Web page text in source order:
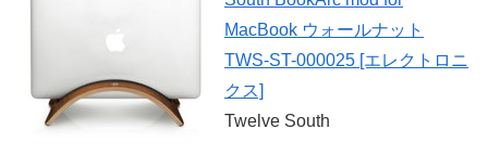
MacBook ウォールナット
TWS-ST-000025 [エレクトロニ
クス]
Twelve South